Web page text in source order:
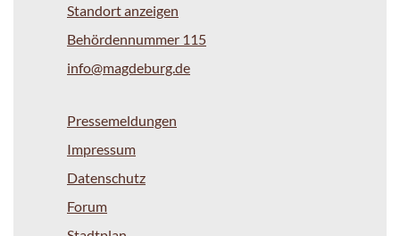
Standort anzeigen
Behördennummer 115
info@magdeburg.de
Pressemeldungen
Impressum
Datenschutz
Forum